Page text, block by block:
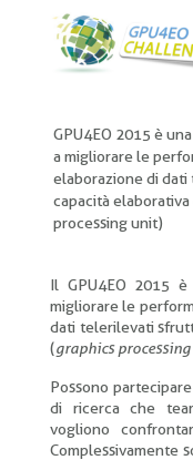
GPU4EO 2015 è
a migliorare le
elaborazione di
capacità
processing unit)
Il GPU4EO 2015
migliorare le
dati telerilevati
(graphics
Possono
di ricerca che
vogliono
Complessivamente